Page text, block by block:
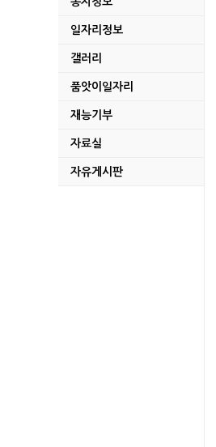
일자리정보
갤러리
품앗이일자리
재능기부
자료실
자유게시판